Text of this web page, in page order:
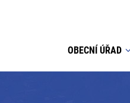
OBECNÍ ÚŘAD